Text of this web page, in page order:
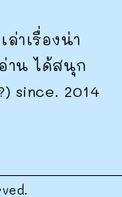
ล่าเรื่องน่า
าน ได้สนุก
since. 2014